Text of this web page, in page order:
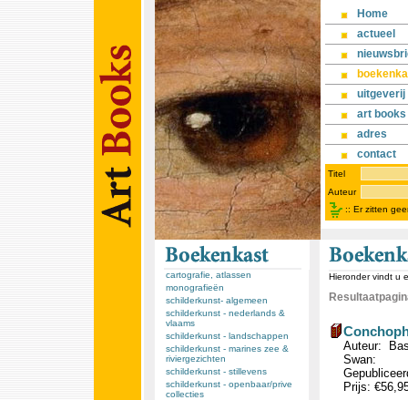
Home
actueel
uitgeverij
art books
adres
contact
Titel
Auteur
:: Er zitten
cartografie, atlassen
monografieën
schilderkunst- algemeen
schilderkunst - nederlands &
vlaams
schilderkunst - landschappen
schilderkunst - marines zee &
riviergezichten
schilderkunst - stillevens
schilderkunst - openbaar/prive
collecties
Hieronder vindt u
Auteur:
Swan:
Prijs: